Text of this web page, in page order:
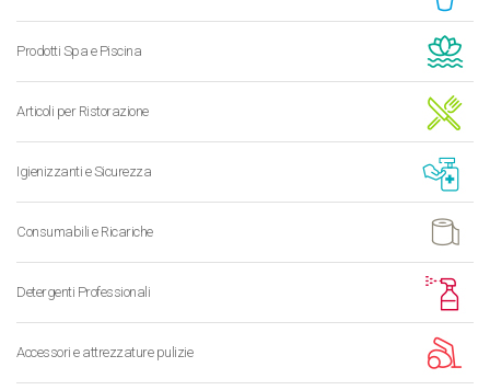
Prodotti Spa e Piscina
Articoli per Ristorazione
Igienizzanti e Sicurezza
Consumabili e Ricariche
Detergenti Professionali
Accessori e attrezzature pulizie